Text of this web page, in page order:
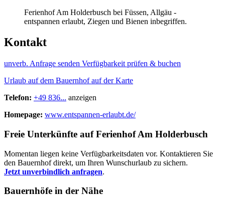
Ferienhof Am Holderbusch bei Füssen, Allgäu -
entspannen erlaubt, Ziegen und Bienen inbegriffen.
Kontakt
unverb. Anfrage senden Verfügbarkeit prüfen & buchen
Urlaub auf dem Bauernhof auf der Karte
Telefon: +49 836... anzeigen
Homepage: www.entspannen-erlaubt.de/
Freie Unterkünfte auf Ferienhof Am Holderbusch
Momentan liegen keine Verfügbarkeitsdaten vor. Kontaktieren Sie
den Bauernhof direkt, um Ihren Wunschurlaub zu sichern.
Jetzt unverbindlich anfragen.
Bauernhöfe in der Nähe